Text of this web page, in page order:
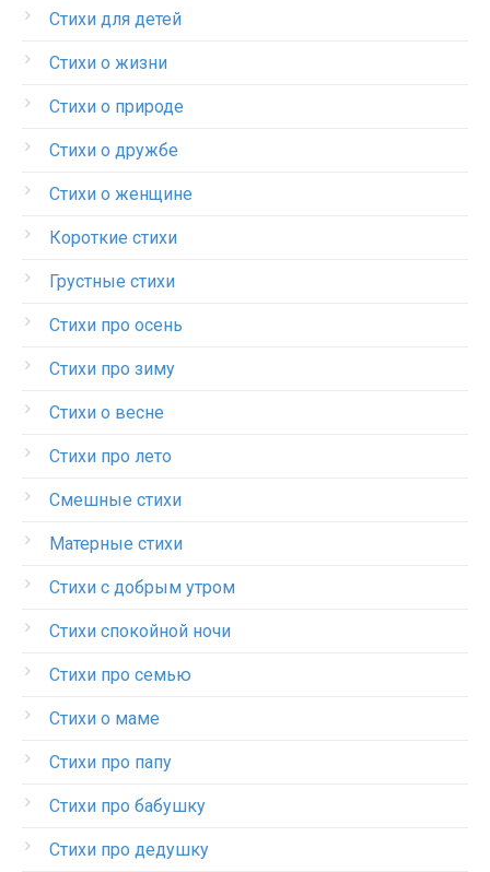
Стихи для детей
Стихи о жизни
Стихи о природе
Стихи о дружбе
Стихи о женщине
Короткие стихи
Грустные стихи
Стихи про осень
Стихи про зиму
Стихи о весне
Стихи про лето
Смешные стихи
Матерные стихи
Стихи с добрым утром
Стихи спокойной ночи
Стихи про семью
Стихи о маме
Стихи про папу
Стихи про бабушку
Стихи про дедушку